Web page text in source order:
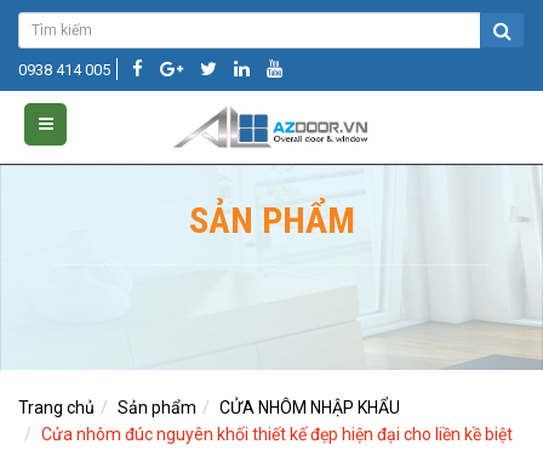
0938 414 005
SẢN PHẨM
Trang chủ Sản phẩm
CỬA NHÔM NHẬP KHẨU
Cửa nhôm đúc nguyên khối thiết kế đẹp hiện đại cho liền kề biệt